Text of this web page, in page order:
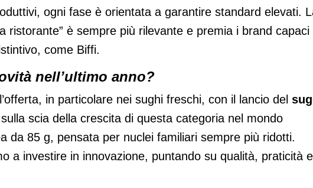
ogni fase è orientata a garantire standard elevati.
ristorante” è sempre più rilevante e premia i brand capaci
come Biffi.
nell’ultimo anno?
in particolare nei sughi freschi, con il lancio del
scia della crescita di questa categoria nel mondo
da 85 g, pensata per nuclei familiari sempre più ridotti.
a investire in innovazione, puntando su qualità, praticità e